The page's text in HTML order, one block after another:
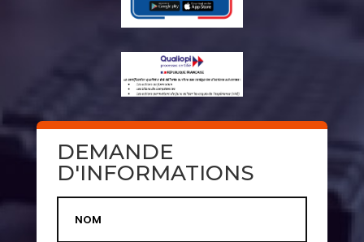
DEMANDE
D'INFORMATIONS